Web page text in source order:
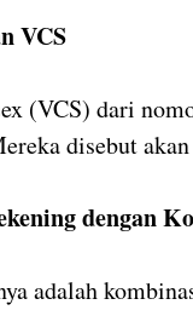
VCS
(VCS) dari
disebut
dengan
adalah